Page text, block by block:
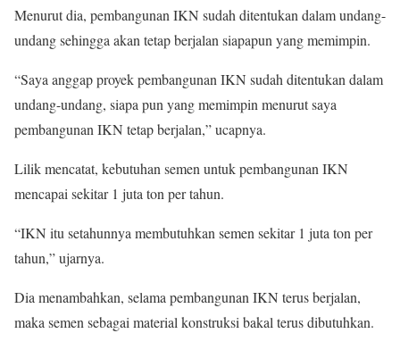
Menurut dia, pembangunan IKN sudah ditentukan dalam undang-
undang sehingga akan tetap berjalan siapapun yang memimpin.
“Saya anggap proyek pembangunan IKN sudah ditentukan dalam
undang-undang, siapa pun yang memimpin menurut saya
pembangunan IKN tetap berjalan,” ucapnya.
Lilik mencatat, kebutuhan semen untuk pembangunan IKN
mencapai sekitar 1 juta ton per tahun.
“IKN itu setahunnya membutuhkan semen sekitar 1 juta ton per
tahun,” ujarnya.
Dia menambahkan, selama pembangunan IKN terus berjalan,
maka semen sebagai material konstruksi bakal terus dibutuhkan.